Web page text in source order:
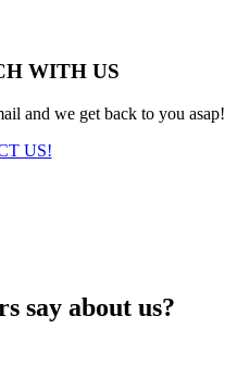
WITH US
and we get back to you asap!
US!
say about us?